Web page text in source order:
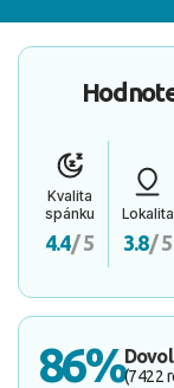
Kvalita
spánku
4.4/ 5
Lokalita
3.8/ 5
86%(7422